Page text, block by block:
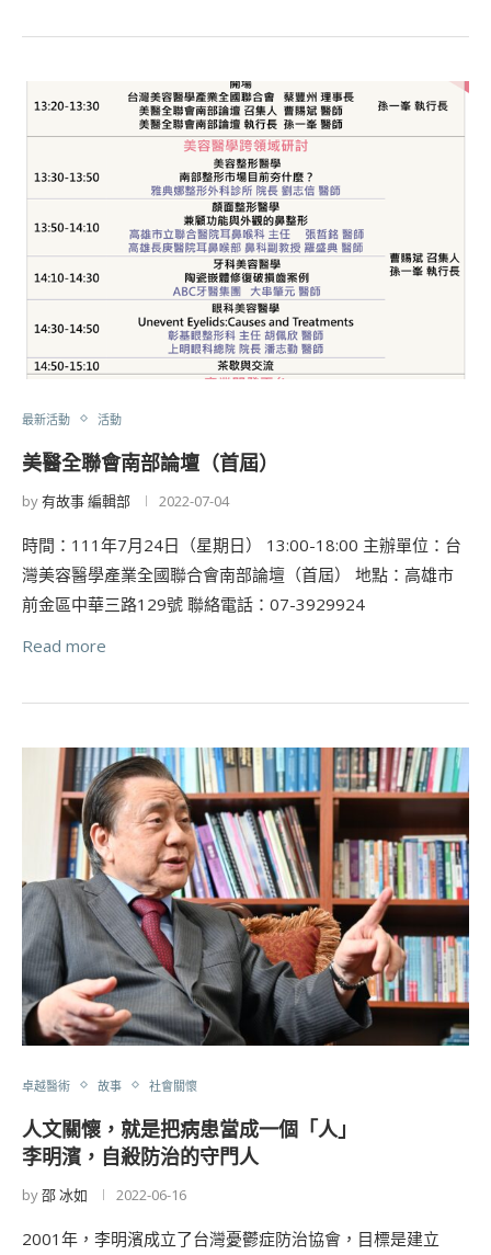
最新活動 活動
美醫全聯會南部論壇（首屆）
by有故事 編輯部 2022-07-04
時間：111年7月24日（星期日） 13:00-18:00 主辦單位：台
灣美容醫學產業全國聯合會南部論壇（首屆） 地點：高雄市
前金區中華三路129號 聯絡電話：07-3929924
Read more
卓越醫術 故事 社會關懷
人文關懷，就是把病患當成一個「人」
李明濱，自殺防治的守門人
by邵 冰如 2022-06-16
2001年，李明濱成立了台灣憂鬱症防治協會，目標是建立